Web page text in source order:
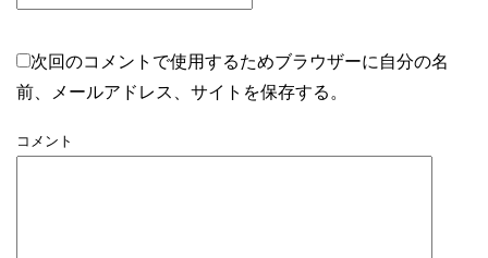
次回のコメントで使用するためブラウザーに自分の名
前、メールアドレス、サイトを保存する。
コメント